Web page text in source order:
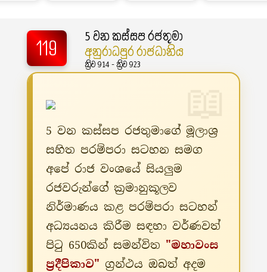
119
5 වන කස්සප රජතුමා
අනුරාධපුර රාජධානිය
ක්‍රිව 914 - ක්‍රිව 923
5 වන කස්සප රජතුමාගේ මූලාශ්‍ර
සහිත පරම්පරා සටහන සමග
අපේ රාජ වංශයේ සියලුම
රජවරුන්ගේ ක්‍රමානුකූලව
නිර්මාණය කළ පරම්පරා සටහන්
අධ්‍යයනය කිරීම සඳහා වර්ණවත්
පිටු 650කින් සමන්විත "මහාවංස
ප්‍රදීපිකාව" ග්‍රන්ථය ඔබත් අදම